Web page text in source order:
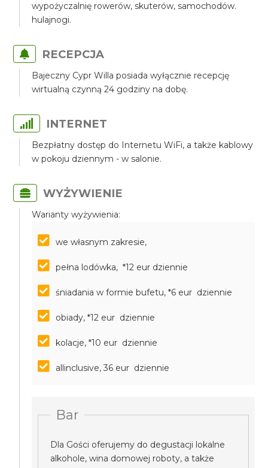
wypożyczalnię rowerów, skuterów, samochodów.
hulajnogi.
RECEPCJA
Bajeczny Cypr Willa posiada wyłącznie recepcję
wirtualną czynną 24 godziny na dobę.
INTERNET
Bezpłatny dostęp do Internetu WiFi, a także kablowy
w pokoju dziennym - w salonie.
WYŻYWIENIE
Warianty wyżywienia:
we własnym zakresie,
pełna lodówka, *12 eur dziennie
śniadania w formie bufetu, *6 eur dziennie
obiady, *12 eur dziennie
kolacje, *10 eur dziennie
allinclusive, 36 eur dziennie
Bar
Dla Gości oferujemy do degustacji lokalne
alkohole, wina domowej roboty, a także